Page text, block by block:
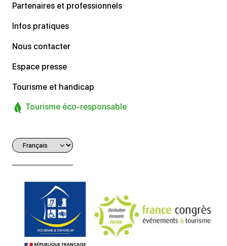
Partenaires et professionnels
Infos pratiques
Nous contacter
Espace presse
Tourisme et handicap
Tourisme éco-responsable